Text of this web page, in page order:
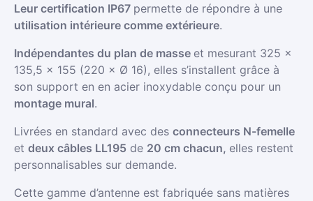
Leur certification IP67 permette de répondre à une
utilisation intérieure comme extérieure.
Indépendantes du plan de masse et mesurant 325 ×
135,5 × 155 (220 × Ø 16), elles s’installent grâce à
son support en en acier inoxydable conçu pour un
montage mural.
Livrées en standard avec des connecteurs N-femelle
et deux câbles LL195 de 20 cm chacun, elles restent
personnalisables sur demande.
Cette gamme d’antenne est fabriquée sans matières